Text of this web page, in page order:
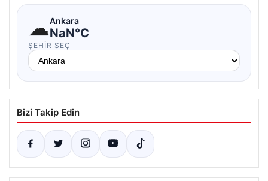
☁Ankara
NaN°C
ŞEHIR SEÇ
Bizi Takip Edin